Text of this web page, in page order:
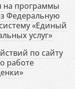
на программы
Федеральную
«Единый
услуг»
по сайту
работе